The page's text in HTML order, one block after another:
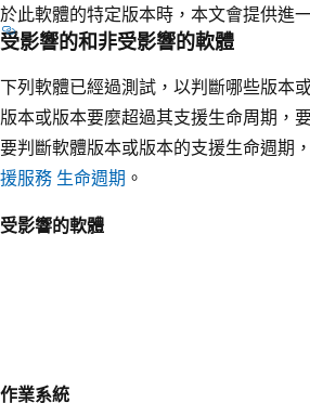
於此軟體的特定版本時，本文會提供進
受影響的和非受影響的軟體
下列軟體已經過測試，以判斷哪些版本
版本或版本要麼超過其支援生命周期，
要判斷軟體版本或版本的支援生命週期
援服務 生命週期 。
受影響的軟體
作業系統